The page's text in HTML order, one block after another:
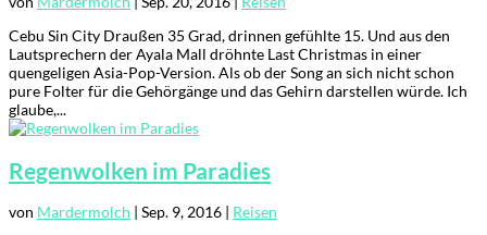
Cebu Sin City Draußen 35 Grad, drinnen gefühlte 15. Und aus den
Lautsprechern der Ayala Mall dröhnte Last Christmas in einer
quengeligen Asia-Pop-Version. Als ob der Song an sich nicht schon
pure Folter für die Gehörgänge und das Gehirn darstellen würde. Ich
glaube,...
Regenwolken im Paradies
von Mardermolch | Sep. 9, 2016 | Reisen